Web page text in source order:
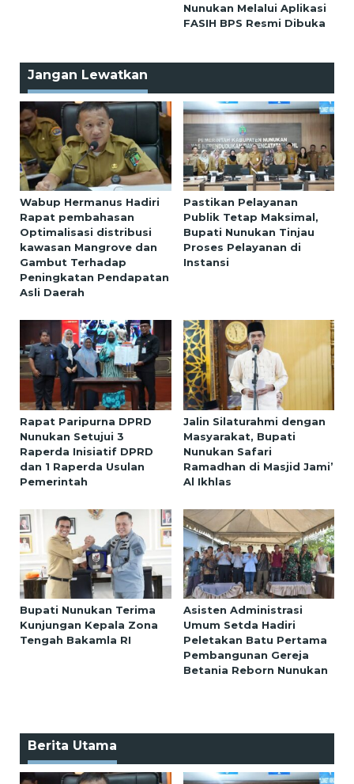
Nunukan Melalui Aplikasi
FASIH BPS Resmi Dibuka
Jangan Lewatkan
Wabup Hermanus Hadiri
Rapat pembahasan
Optimalisasi distribusi
kawasan Mangrove dan
Gambut Terhadap
Peningkatan Pendapatan
Asli Daerah
Pastikan Pelayanan
Publik Tetap Maksimal,
Bupati Nunukan Tinjau
Proses Pelayanan di
Instansi
Rapat Paripurna DPRD
Nunukan Setujui 3
Raperda Inisiatif DPRD
dan 1 Raperda Usulan
Pemerintah
Jalin Silaturahmi dengan
Masyarakat, Bupati
Nunukan Safari
Ramadhan di Masjid Jami’
Al Ikhlas
Bupati Nunukan Terima
Kunjungan Kepala Zona
Tengah Bakamla RI
Asisten Administrasi
Umum Setda Hadiri
Peletakan Batu Pertama
Pembangunan Gereja
Betania Reborn Nunukan
Berita Utama